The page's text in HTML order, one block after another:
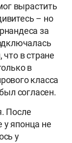
вырастить
– но
за
в стране
в
класса
согласен.
После
японца не
у